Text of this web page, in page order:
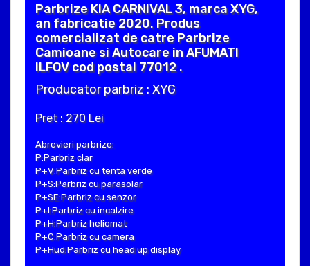
Parbrize KIA CARNIVAL 3, marca XYG,
an fabricatie 2020. Produs
comercializat de catre Parbrize
Camioane si Autocare in AFUMATI
ILFOV cod postal 77012 .
Producator parbriz : XYG
Pret : 270 Lei
Abrevieri parbrize:
P:Parbriz clar
P+V:Parbriz cu tenta verde
P+S:Parbriz cu parasolar
P+SE:Parbriz cu senzor
P+I:Parbriz cu incalzire
P+H:Parbriz heliomat
P+C:Parbriz cu camera
P+Hud:Parbriz cu head up display